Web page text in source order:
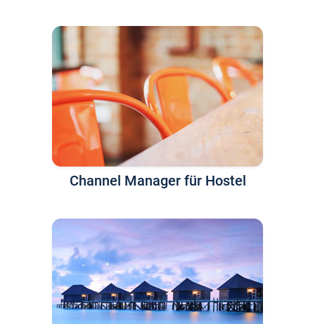
Channel Manager für Hostel